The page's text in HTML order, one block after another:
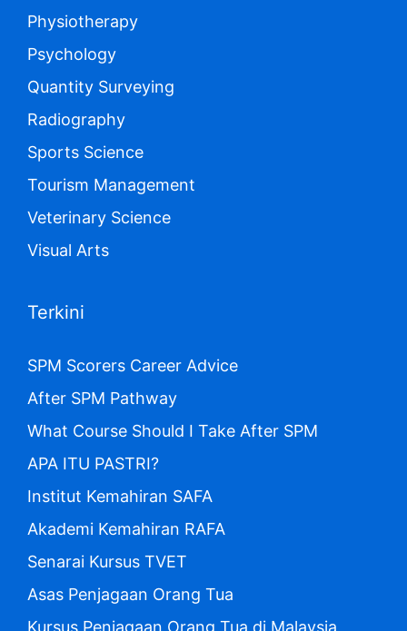
Physiotherapy
Psychology
Quantity Surveying
Radiography
Sports Science
Tourism Management
Veterinary Science
Visual Arts
Terkini
SPM Scorers Career Advice
After SPM Pathway
What Course Should I Take After SPM
APA ITU PASTRI?
Institut Kemahiran SAFA
Akademi Kemahiran RAFA
Senarai Kursus TVET
Asas Penjagaan Orang Tua
Kursus Penjagaan Orang Tua di Malaysia